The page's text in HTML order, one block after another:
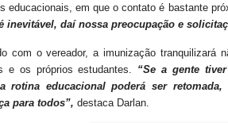
educacionais, em que o contato é bastante
inevitável, daí nossa preocupação e
com o vereador, a imunização tranquilizará
e os próprios estudantes. “Se a gente
rotina educacional poderá ser
para todos”, destaca Darlan.